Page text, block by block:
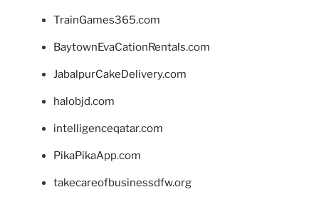
TrainGames365.com
BaytownEvaCationRentals.com
JabalpurCakeDelivery.com
halobjd.com
intelligenceqatar.com
PikaPikaApp.com
takecareofbusinessdfw.org